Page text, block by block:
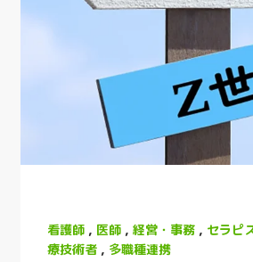
看護師 , 医師 , 経営・事務 , セラピ
療技術者 , 多職種連携